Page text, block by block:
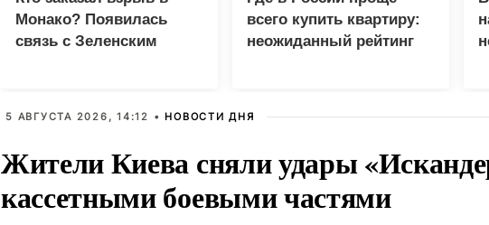
Монако? Появилась
связь с Зеленским
всего купить квартиру:
неожиданный рейтинг
5 АВГУСТА 2026, 14:12 • НОВОСТИ ДНЯ
Жители Киева сняли удары
кассетными боевыми частями